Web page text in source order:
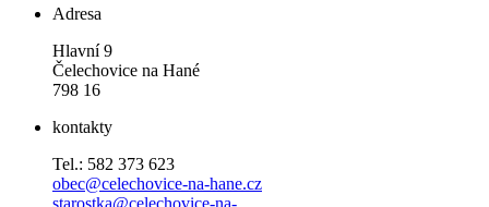
Adresa
Hlavní 9
Čelechovice na Hané
798 16
kontakty
Tel.: 582 373 623
obec@celechovice-na-hane.cz
starostka@celechovice-na-